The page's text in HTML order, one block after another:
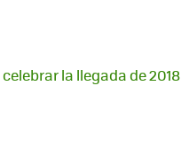
la llegada de 2018